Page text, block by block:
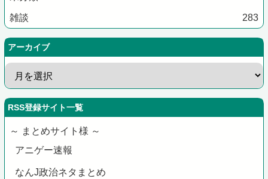
雑談 283
アーカイブ
RSS登録サイト一覧
～ まとめサイト様 ～
アニゲー速報
なんJ政治ネタまとめ